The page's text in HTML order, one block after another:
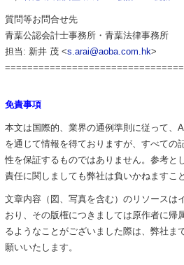
質問等お問合せ先
青葉公認会計士事務所・青葉法律事務所
担当: 新井 茂 <s.arai@aoba.com.hk>
免責事項
本文は国際的、業界の通例準則に従って、
を通じて情報を得ておりますが、すべての
性を保証するものではありません。参考と
責任に関しましても弊社は負いかねますこ
文章内容（図、写真を含む）のリソースは
おり、その版権につきましては原作者に帰
るようなことがございました際は、弊社ま
願いいたします。